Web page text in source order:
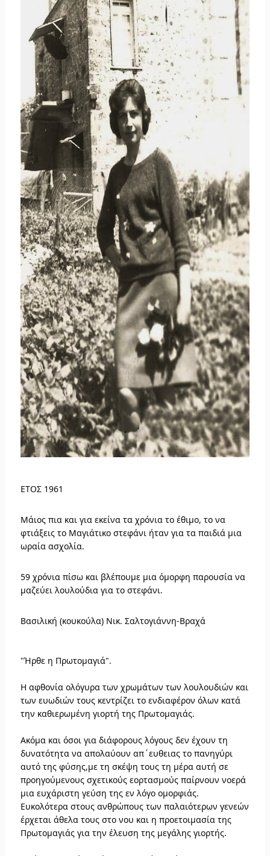
ΕΤΟΣ 1961
Μάιος πια και για εκείνα τα χρόνια το έθιμο, το να
φτιάξεις το Μαγιάτικο στεφάνι ήταν για τα παιδιά μια
ωραία ασχολία.
59 χρόνια πίσω και βλέπουμε μια όμορφη παρουσία να
μαζεύει λουλούδια για το στεφάνι.
Βασιλική (κουκούλα) Νικ. Σαλτογιάννη-Βραχά
"Ήρθε η Πρωτομαγιά".
Η αφθονία ολόγυρα των χρωμάτων των λουλουδιών και
των ευωδιών τους κεντρίζει το ενδιαφέρον όλων κατά
την καθιερωμένη γιορτή της Πρωτομαγιάς.
Ακόμα και όσοι για διάφορους λόγους δεν έχουν τη
δυνατότητα να απολαύουν απ΄ευθειας το πανηγύρι
αυτό της φύσης,με τη σκέψη τους τη μέρα αυτή σε
προηγούμενους σχετικούς εορτασμούς παίρνουν νοερά
μια ευχάριστη γεύση της εν λόγο ομορφιάς.
Ευκολότερα στους ανθρώπους των παλαιότερων γενεών
έρχεται άθελα τους στο νου και η προετοιμασία της
Πρωτομαγιάς για την έλευση της μεγάλης γιορτής.